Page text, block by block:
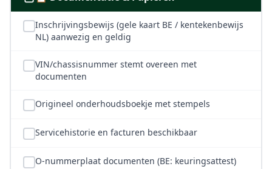
Inschrijvingsbewijs (gele kaart BE / kentekenbewijs
NL) aanwezig en geldig
VIN/chassisnummer stemt overeen met
documenten
Origineel onderhoudsboekje met stempels
Servicehistorie en facturen beschikbaar
O-nummerplaat documenten (BE: keuringsattest)